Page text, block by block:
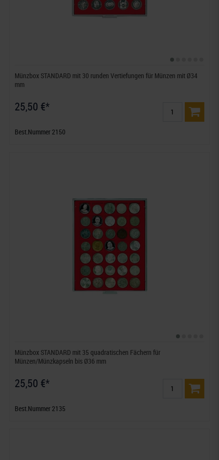
Münzbox STANDARD mit 30 runden Vertiefungen für Münzen mit Ø34
mm
25,50 €*
Best.Nummer 2150
Münzbox STANDARD mit 35 quadratischen Fächern für
Münzen/Münzkapseln bis Ø36 mm
25,50 €*
Best.Nummer 2135